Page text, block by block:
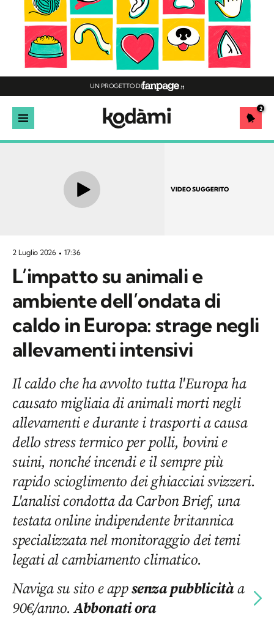
UN PROGETTO DI
2
VIDEO SUGGERITO
2 Luglio 2026 17:36
L’impatto su animali e
ambiente dell’ondata di
caldo in Europa: strage negli
allevamenti intensivi
Il caldo che ha avvolto tutta l'Europa ha
causato migliaia di animali morti negli
allevamenti e durante i trasporti a causa
dello stress termico per polli, bovini e
suini, nonché incendi e il sempre più
rapido scioglimento dei ghiacciai svizzeri.
L'analisi condotta da Carbon Brief, una
testata online indipendente britannica
specializzata nel monitoraggio dei temi
legati al cambiamento climatico.
Naviga su sito e appsenza pubblicitàa
90€/anno.Abbonati ora